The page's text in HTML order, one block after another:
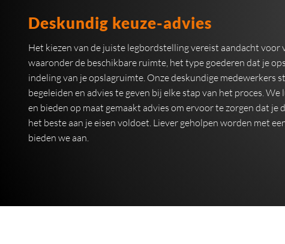
Deskundig keuze-advies
Het kiezen van de juiste legbordstelling vereist aandacht voor
waaronder de beschikbare ruimte, het type goederen dat je
indeling van je opslagruimte. Onze deskundige medewerkers
begeleiden en advies te geven bij elke stap van het proces.
en bieden op maat gemaakt advies om ervoor te zorgen dat
het beste aan je eisen voldoet. Liever geholpen worden met
bieden we aan.